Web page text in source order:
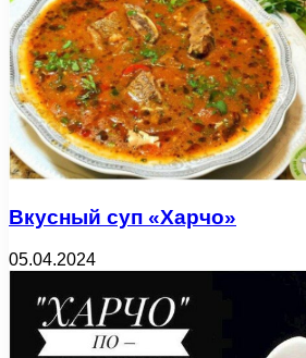
Вкусный суп «Харчо»
05.04.2024